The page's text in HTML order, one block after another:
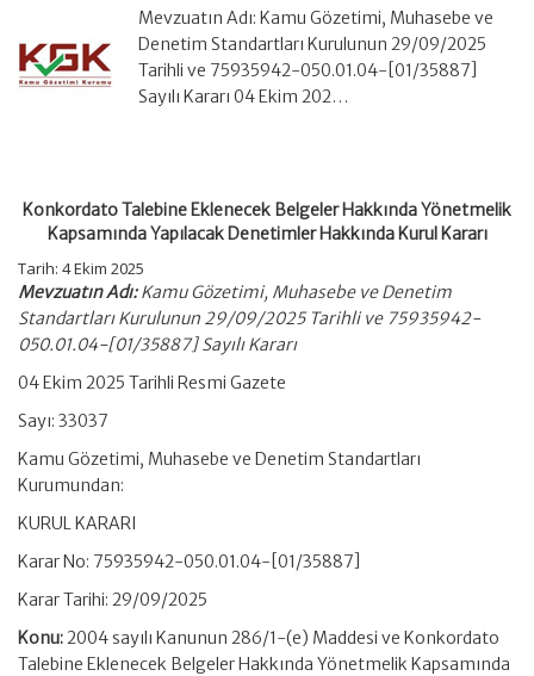
Denetimler
Hakkında
Kurul
Kararı
için
Mevzuatın Adı: Kamu Gözetimi, Muhasebe ve
Denetim Standartları Kurulunun 29/09/2025
Tarihli ve 75935942-050.01.04-[01/35887]
Sayılı Kararı 04 Ekim 202…
Konkordato Talebine Eklenecek Belgeler Hakkında Yönetmelik
Kapsamında Yapılacak Denetimler Hakkında Kurul Kararı
Tarih: 4 Ekim 2025
Mevzuatın Adı:Kamu Gözetimi, Muhasebe ve Denetim
Standartları Kurulunun 29/09/2025 Tarihli ve 75935942-
050.01.04-[01/35887] Sayılı Kararı
04 Ekim 2025 Tarihli Resmi Gazete
Sayı: 33037
Kamu Gözetimi, Muhasebe ve Denetim Standartları
Kurumundan:
KURUL KARARI
Karar No: 75935942-050.01.04-[01/35887]
Karar Tarihi: 29/09/2025
Konu: 2004 sayılı Kanunun 286/1-(e) Maddesi ve Konkordato
Talebine Eklenecek Belgeler Hakkında Yönetmelik Kapsamında